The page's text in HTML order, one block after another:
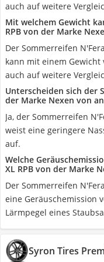
auch auf weitere
Mit welchem Gewicht
RPB von der Marke
Der Sommerreifen
kann mit einem
auch auf weitere
Unterscheiden sich der
der Marke Nexen von
Ja, der Sommerreifen
weist eine geringere
auf.
Welche
XL RPB von der Marke
Der Sommerreifen
eine Geräuschemission
Lärmpegel eines
Syron Tires